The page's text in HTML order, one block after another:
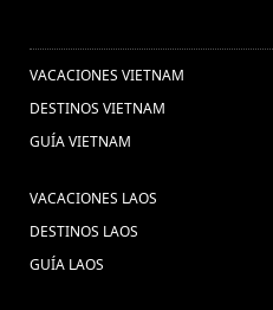
VACACIONES VIETNAM
DESTINOS VIETNAM
GUÍA VIETNAM
VACACIONES LAOS
DESTINOS LAOS
GUÍA LAOS